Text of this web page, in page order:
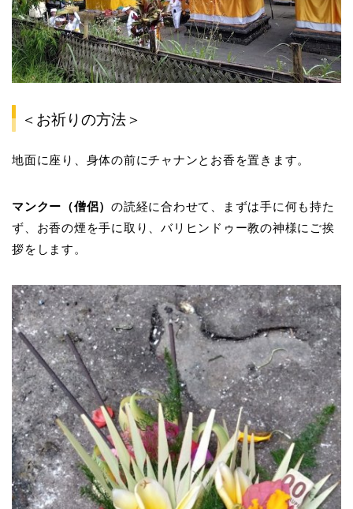
＜お祈りの方法＞
地面に座り、身体の前にチャナンとお香を置きます。
マンクー（僧侶）の読経に合わせて、まずは手に何も持た
ず、お香の煙を手に取り、バリヒンドゥー教の神様にご挨
拶をします。